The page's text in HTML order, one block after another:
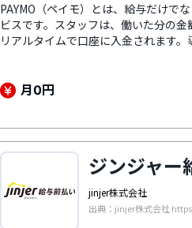
PAYMO（ペイモ）とは、給与だけで
ビスです。スタッフは、働いた分の
リアルタイムで口座に入金されます
一切ありません。さらに、立替払い
月0円
ジンジャー
jinjer株式会社
出典：jinjer株式会社